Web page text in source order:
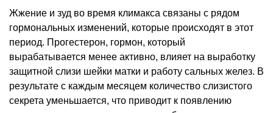
Жжение и зуд во время климакса связаны с рядом
гормональных изменений, которые происходят в этот
период. Прогестерон, гормон, который
вырабатывается менее активно, влияет на выработку
защитной слизи шейки матки и работу сальных желез. В
результате с каждым месяцем количество слизистого
секрета уменьшается, что приводит к появлению